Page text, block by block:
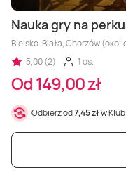
Nauka gry na
Bielsko-Biała, Chorzów
5,00 (2)
1 os.
Od 149,00 zł
Odbierz od7,45 złw